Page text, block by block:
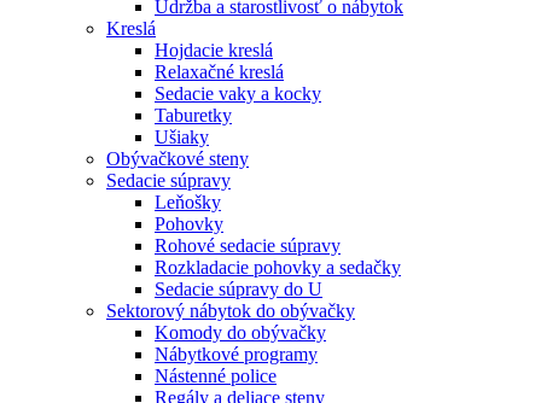
Údržba a starostlivosť o nábytok
Kreslá
Hojdacie kreslá
Relaxačné kreslá
Sedacie vaky a kocky
Taburetky
Ušiaky
Obývačkové steny
Sedacie súpravy
Leňošky
Pohovky
Rohové sedacie súpravy
Rozkladacie pohovky a sedačky
Sedacie súpravy do U
Sektorový nábytok do obývačky
Komody do obývačky
Nábytkové programy
Nástenné police
Regály a deliace steny